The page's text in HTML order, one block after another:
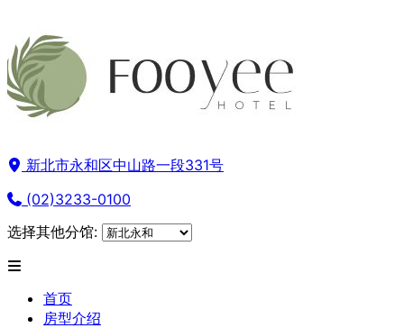
新北市永和区中山路一段331号
(02)3233-0100
选择其他分馆:
首页
房型介绍